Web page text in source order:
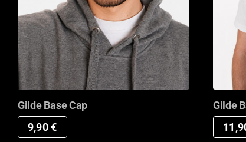
Gilde Base Cap
9,90€
Gilde